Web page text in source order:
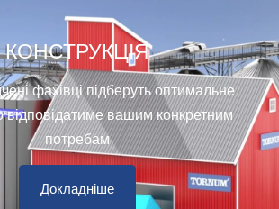
КОНСТРУКЦІЯ
фахівці підберуть оптимальне
вашим конкретним
потребам
Докладніше